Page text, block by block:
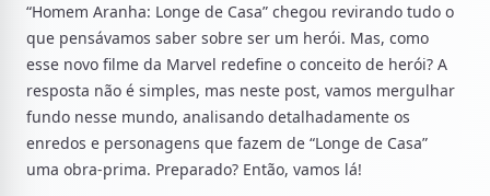
“Homem Aranha: Longe de Casa” chegou revirando tudo o
que pensávamos saber sobre ser um herói. Mas, como
esse novo filme da Marvel redefine o conceito de herói? A
resposta não é simples, mas neste post, vamos mergulhar
fundo nesse mundo, analisando detalhadamente os
enredos e personagens que fazem de “Longe de Casa”
uma obra-prima. Preparado? Então, vamos lá!